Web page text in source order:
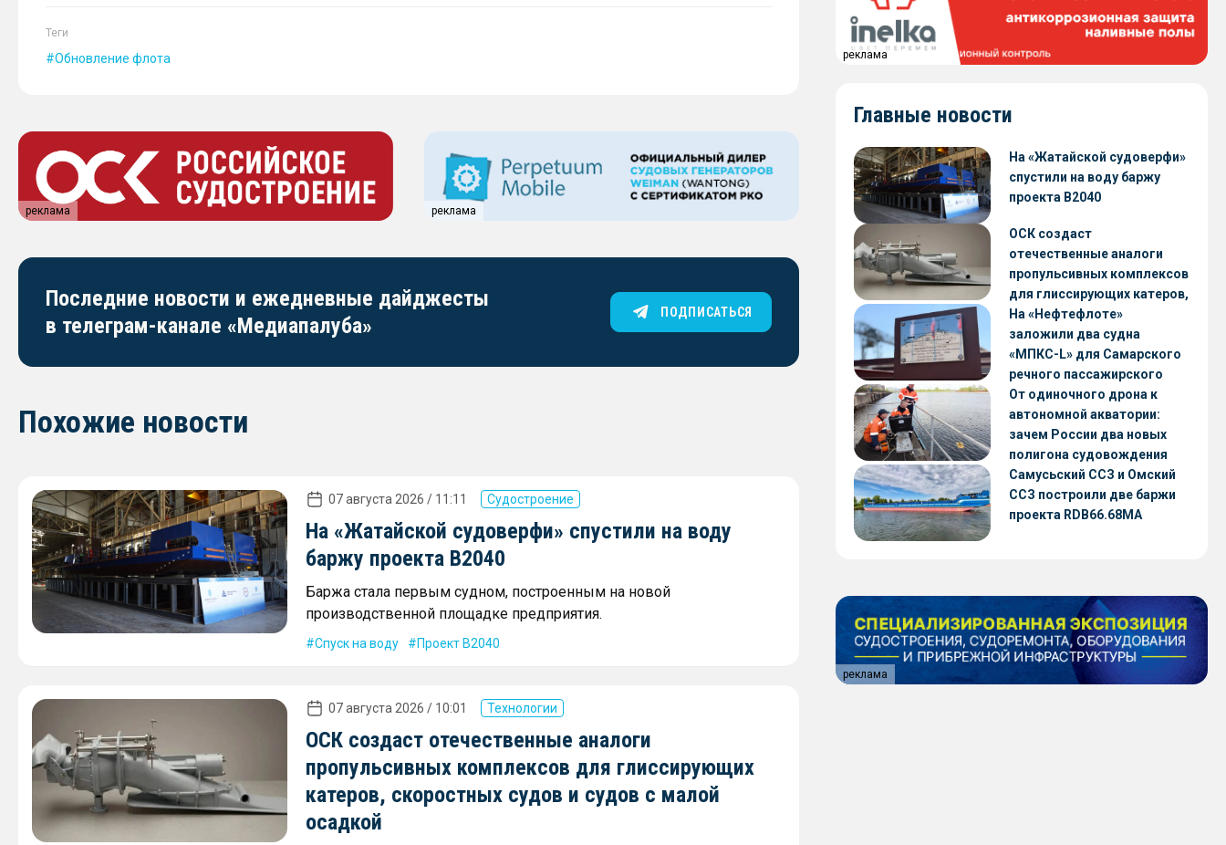
Теги
Обновление флота
реклама реклама
Последние новости и ежедневные дайджесты
в телеграм-канале «Медиапалуба»
ПОДПИСАТЬСЯ
Похожие новости
07 августа 2026 / 11:11 Судостроение
На «Жатайской судоверфи» спустили на воду
баржу проекта В2040
Баржа стала первым судном, построенным на новой
производственной площадке предприятия.
Спуск на воду Проект В2040
07 августа 2026 / 10:01 Технологии
ОСК создаст отечественные аналоги
пропульсивных комплексов для глиссирующих
катеров, скоростных судов и судов с малой
осадкой
реклама
Главные новости
На «Жатайской судоверфи»
спустили на воду баржу
проекта В2040
ОСК создаст
отечественные аналоги
пропульсивных комплексов
для глиссирующих катеров,
скоростных судов и судов с
малой осадкой
На «Нефтефлоте»
заложили два судна
«МПКС-L» для Самарского
речного пассажирского
предприятия
От одиночного дрона к
автономной акватории:
зачем России два новых
полигона судовождения
Самусьский ССЗ и Омский
ССЗ построили две баржи
проекта RDB66.68МА
реклама